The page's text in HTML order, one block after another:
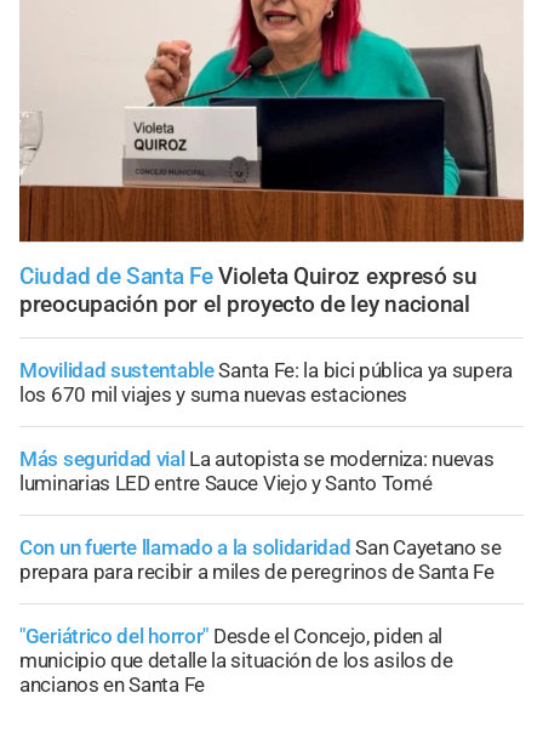
Ciudad de Santa Fe Violeta Quiroz expresó su
preocupación por el proyecto de ley nacional
Movilidad sustentableSanta Fe: la bici pública ya supera
los 670 mil viajes y suma nuevas estaciones
Más seguridad vial La autopista se moderniza: nuevas
luminarias LED entre Sauce Viejo y Santo Tomé
Con un fuerte llamado a la solidaridad San Cayetano se
prepara para recibir a miles de peregrinos de Santa Fe
"Geriátrico del horror" Desde el Concejo, piden al
municipio que detalle la situación de los asilos de
ancianos en Santa Fe